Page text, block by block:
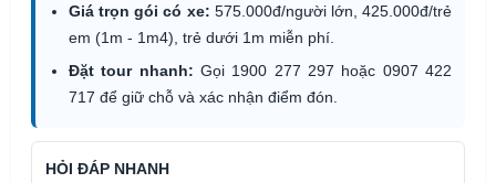
Giá trọn gói có xe: 575.000đ/người lớn, 425.000đ/trẻ
em (1m - 1m4), trẻ dưới 1m miễn phí.
Đặt tour nhanh: Gọi 1900 277 297 hoặc 0907 422
717 để giữ chỗ và xác nhận điểm đón.
HỎI ĐÁP NHANH